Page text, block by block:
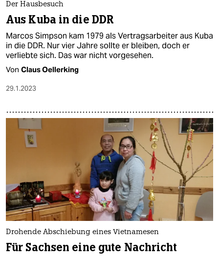
Der Hausbesuch
Aus Kuba in die DDR
Marcos Simpson kam 1979 als Vertragsarbeiter aus Kuba
in die DDR. Nur vier Jahre sollte er bleiben, doch er
verliebte sich. Das war nicht vorgesehen.
Von Claus Oellerking
29.1.2023
Drohende Abschiebung eines Vietnamesen
Für Sachsen eine gute Nachricht